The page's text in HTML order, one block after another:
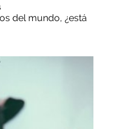
del mundo, ¿está